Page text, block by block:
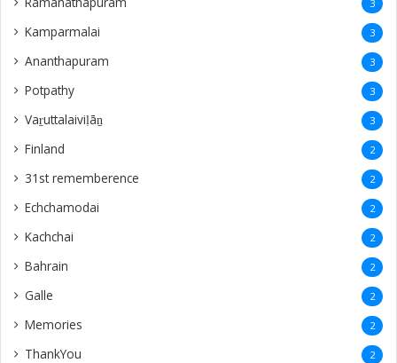
3
Kamparmalai 3
Ananthapuram 3
‎Potpathy 3
Vaṟuttalaiviḷāṉ 3
Finland 2
31st rememberence 2
Echchamodai 2
Kachchai 2
Bahrain 2
Galle 2
Memories 2
ThankYou 2